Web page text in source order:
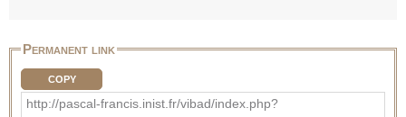
Permanent link
COPY
http://pascal-francis.inist.fr/vibad/index.php?